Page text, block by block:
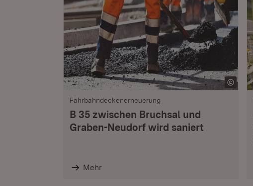
Fahrbahndeckenerneuerung
B 35 zwischen Bruchsal und
Graben-Neudorf wird saniert
Mehr